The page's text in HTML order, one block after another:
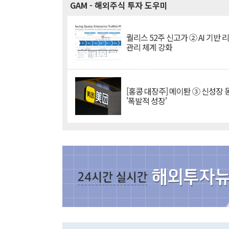
GAM - 해외주식 투자 도우미
퀄리스 52주 신고가 ② AI 기반
관리 체계 강화
[홍콩 대장주] 메이퇀 ③ 신성장
'폭발적 성장'